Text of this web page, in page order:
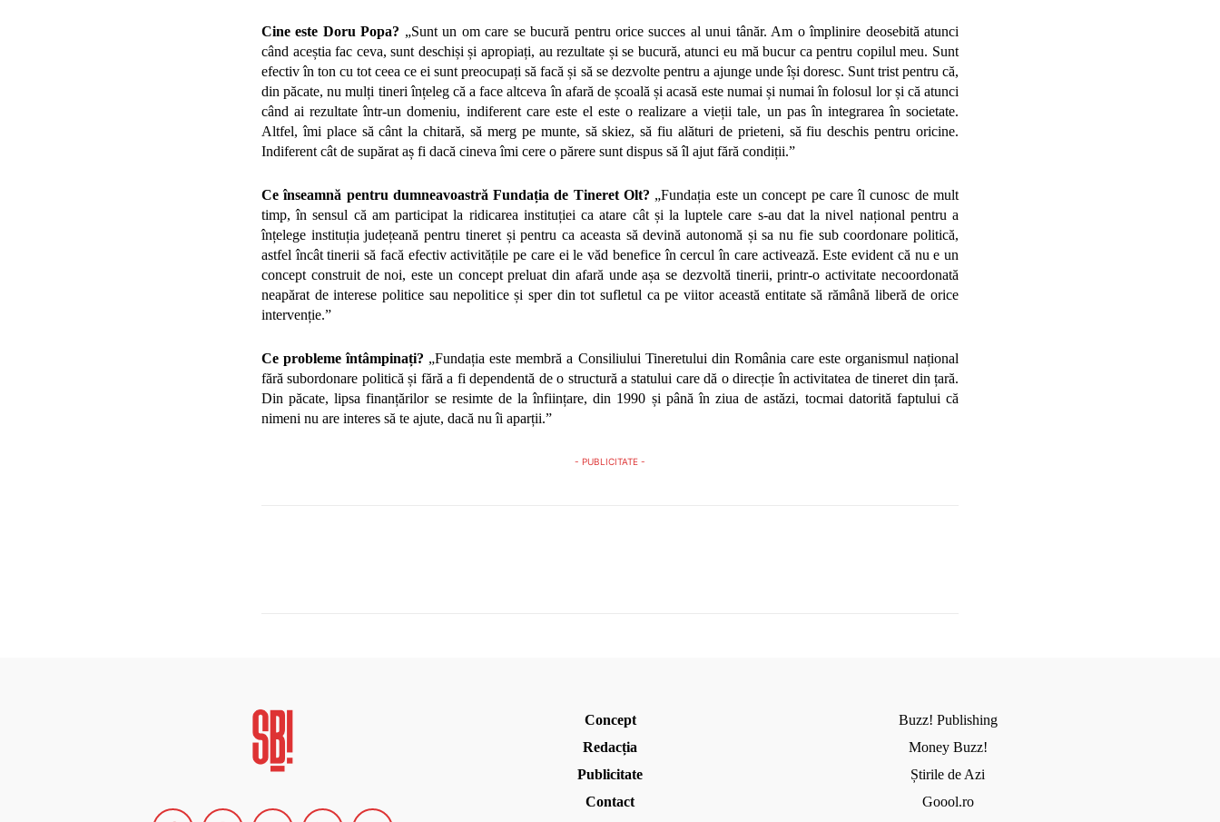
Cine este Doru Popa? „Sunt un om care se bucură pentru orice succes al unui tânăr. Am o împlinire deosebită atunci
când aceștia fac ceva, sunt deschiși și apropiați, au rezultate și se bucură, atunci eu mă bucur ca pentru copilul meu. Sunt
efectiv în ton cu tot ceea ce ei sunt preocupați să facă și să se dezvolte pentru a ajunge unde își doresc. Sunt trist pentru că,
din păcate, nu mulți tineri înțeleg că a face altceva în afară de școală și acasă este numai și numai în folosul lor și că atunci
când ai rezultate într-un domeniu, indiferent care este el este o realizare a vieții tale, un pas în integrarea în societate.
Altfel, îmi place să cânt la chitară, să merg pe munte, să skiez, să fiu alături de prieteni, să fiu deschis pentru oricine.
Indiferent cât de supărat aș fi dacă cineva îmi cere o părere sunt dispus să îl ajut fără condiții.”
Ce înseamnă pentru dumneavoastră Fundația de Tineret Olt? „Fundația este un concept pe care îl cunosc de mult
timp, în sensul că am participat la ridicarea instituției ca atare cât și la luptele care s-au dat la nivel național pentru a
înțelege instituția județeană pentru tineret și pentru ca aceasta să devină autonomă și sa nu fie sub coordonare politică,
astfel încât tinerii să facă efectiv activitățile pe care ei le văd benefice în cercul în care activează. Este evident că nu e un
concept construit de noi, este un concept preluat din afară unde așa se dezvoltă tinerii, printr-o activitate necoordonată
neapărat de interese politice sau nepolitice și sper din tot sufletul ca pe viitor această entitate să rămână liberă de orice
intervenție.”
Ce probleme întâmpinați? „Fundația este membră a Consiliului Tineretului din România care este organismul național
fără subordonare politică și fără a fi dependentă de o structură a statului care dă o direcție în activitatea de tineret din țară.
Din păcate, lipsa finanțărilor se resimte de la înființare, din 1990 și până în ziua de astăzi, tocmai datorită faptului că
nimeni nu are interes să te ajute, dacă nu îi aparții.”
- PUBLICITATE -
Concept
Redacția
Publicitate
Contact
Buzz! Publishing
Money Buzz!
Știrile de Azi
Goool.ro